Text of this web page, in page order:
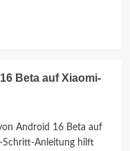
Beta auf Xiaomi-
Android 16 Beta auf
Schritt-Anleitung hilft